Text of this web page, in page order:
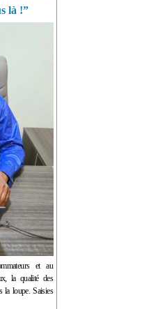
là !”
et au
la qualité des
la loupe. Saisies